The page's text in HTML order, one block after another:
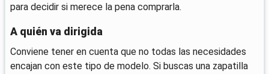
para decidir si merece la pena comprarla.
A quién va dirigida
Conviene tener en cuenta que no todas las necesidades
encajan con este tipo de modelo. Si buscas una zapatilla